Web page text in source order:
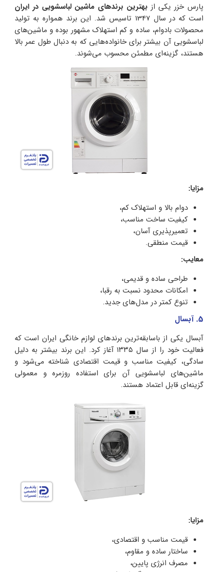
پارس خزر یکی ازبهترین برندهای ماشین لباسشویی در ایران
است که در سال 1347 تاسیس شد. این برند همواره به تولید
محصولات بادوام، ساده و کم استهلاک مشهور بوده و ماشین‌های
لباسشویی آن بیشتر برای خانواده‌هایی که به دنبال طول عمر بالا
هستند، گزینه‌ای مطمئن محسوب می‌شوند.
مزایا:
دوام بالا و استهلاک کم،
کیفیت ساخت مناسب،
تعمیرپذیری آسان،
قیمت منطقی.
معایب:
طراحی ساده و قدیمی،
امکانات محدود نسبت به رقبا،
تنوع کمتر در مدل‌های جدید.
5. آبسال
آبسال یکی از باسابقه‌ترین برندهای لوازم خانگی ایران است که
فعالیت خود را از سال ۱۳۳۵ آغاز کرد. این برند بیشتر به دلیل
سادگی، کیفیت مناسب و قیمت اقتصادی شناخته می‌شود و
ماشین‌های لباسشویی آن برای استفاده روزمره و معمولی
گزینه‌ای قابل اعتماد هستند.
مزایا:
قیمت مناسب و اقتصادی،
ساختار ساده و مقاوم،
مصرف انرژی پایین،